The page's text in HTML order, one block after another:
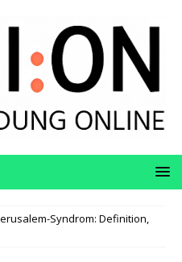
Syndrom: Definition,